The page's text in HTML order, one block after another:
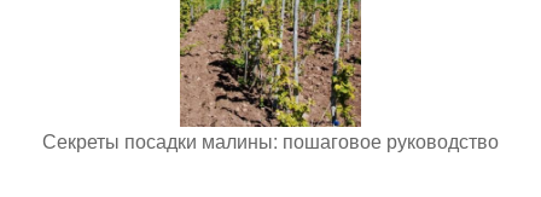
Секреты посадки малины: пошаговое руководство